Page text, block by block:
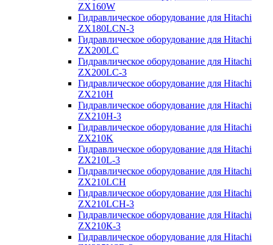
ZX160W
Гидравлическое оборудование для Hitachi
ZX180LCN-3
Гидравлическое оборудование для Hitachi
ZX200LC
Гидравлическое оборудование для Hitachi
ZX200LC-3
Гидравлическое оборудование для Hitachi
ZX210H
Гидравлическое оборудование для Hitachi
ZX210H-3
Гидравлическое оборудование для Hitachi
ZX210K
Гидравлическое оборудование для Hitachi
ZX210L-3
Гидравлическое оборудование для Hitachi
ZX210LCH
Гидравлическое оборудование для Hitachi
ZX210LCH-3
Гидравлическое оборудование для Hitachi
ZX210К-3
Гидравлическое оборудование для Hitachi